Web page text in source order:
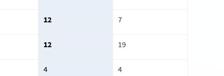
12 7
12 19
4 4